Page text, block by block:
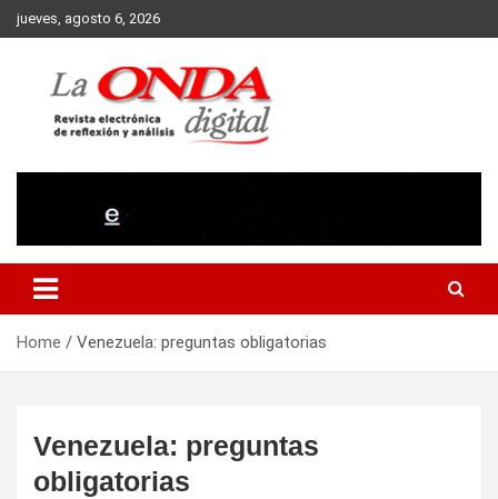
Skip
to
jueves, agosto 6, 2026
Home Venezuela: preguntas obligatorias
Venezuela: preguntas
obligatorias